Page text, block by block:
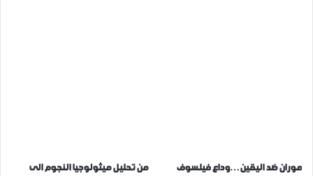
موران ضد اليقين…وداع فيلسوف
من تحليل ميثولوجيا النجوم الى